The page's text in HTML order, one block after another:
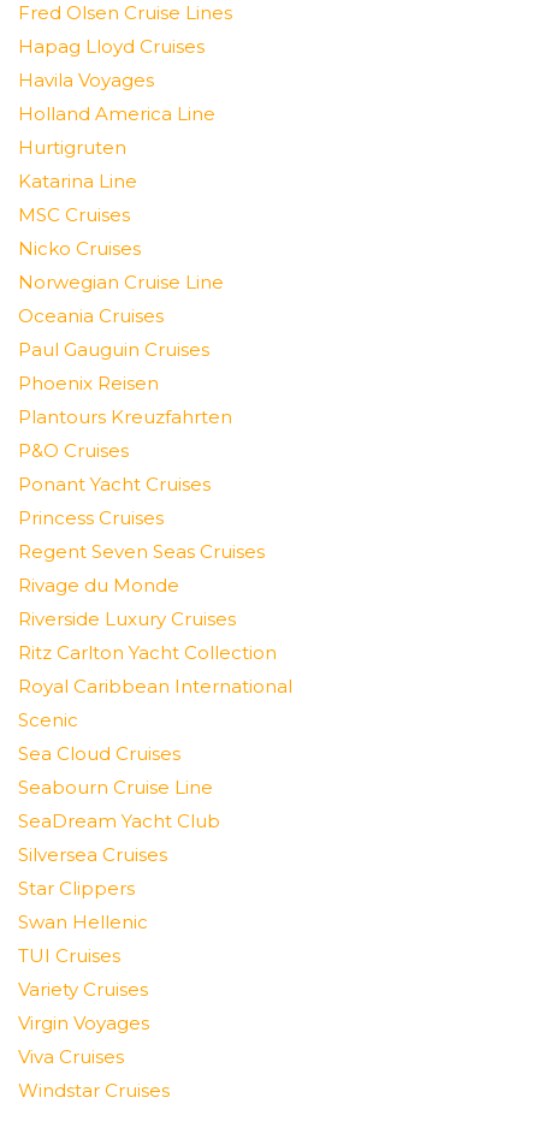
Fred Olsen Cruise Lines
Hapag Lloyd Cruises
Havila Voyages
Holland America Line
Hurtigruten
Katarina Line
MSC Cruises
Nicko Cruises
Norwegian Cruise Line
Oceania Cruises
Paul Gauguin Cruises
Phoenix Reisen
Plantours Kreuzfahrten
P&O Cruises
Ponant Yacht Cruises
Princess Cruises
Regent Seven Seas Cruises
Rivage du Monde
Riverside Luxury Cruises
Ritz Carlton Yacht Collection
Royal Caribbean International
Scenic
Sea Cloud Cruises
Seabourn Cruise Line
SeaDream Yacht Club
Silversea Cruises
Star Clippers
Swan Hellenic
TUI Cruises
Variety Cruises
Virgin Voyages
Viva Cruises
Windstar Cruises